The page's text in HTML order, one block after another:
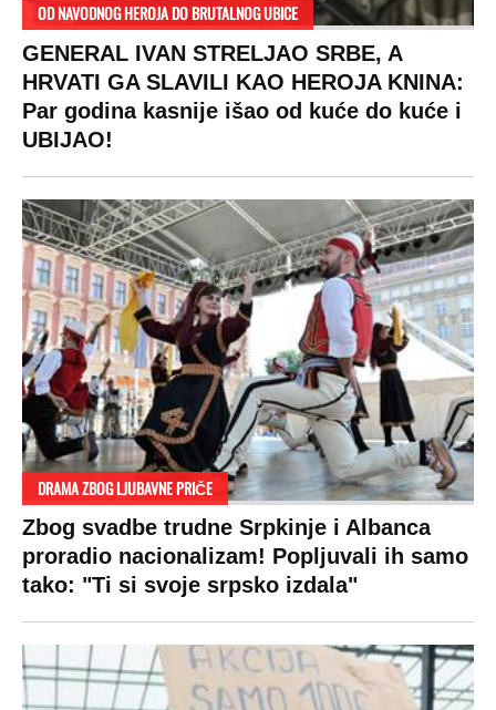
OD NAVODNOG HEROJA DO BRUTALNOG UBICE
GENERAL IVAN STRELJAO SRBE, A
HRVATI GA SLAVILI KAO HEROJA KNINA:
Par godina kasnije išao od kuće do kuće i
UBIJAO!
DRAMA ZBOG LJUBAVNE PRIČE
Zbog svadbe trudne Srpkinje i Albanca
proradio nacionalizam! Popljuvali ih samo
tako: "Ti si svoje srpsko izdala"